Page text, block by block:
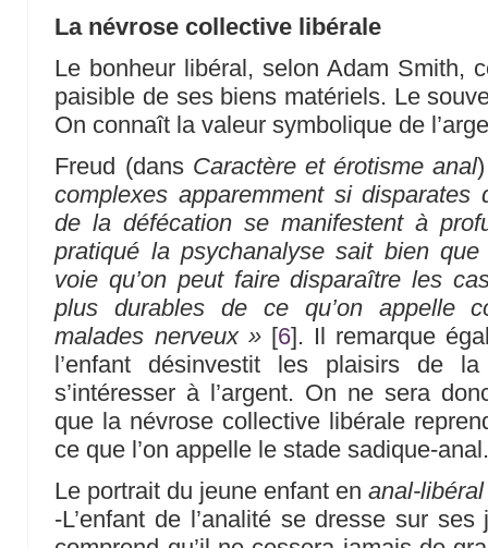
La névrose collective libérale
Le bonheur libéral, selon Adam Smith,
paisible de ses biens matériels. Le
On connaît la valeur symbolique de
Freud (dans Caractère et érotisme anal
complexes apparemment si disparates
de la défécation se manifestent à
pratiqué la psychanalyse sait bien que
voie qu’on peut faire disparaître les
plus durables de ce qu’on appelle
malades nerveux »[6]. Il remarque
l’enfant désinvestit les plaisirs de
s’intéresser à l’argent. On ne sera
que la névrose collective libérale
ce que l’on appelle le stade sadique-
Le portrait du jeune enfant enanal-libéral
-L’enfant de l’analité se dresse sur